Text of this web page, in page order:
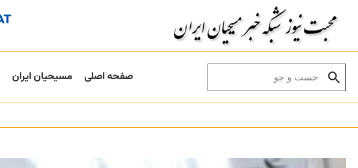
صفحه اصلی مسیحیان ایران